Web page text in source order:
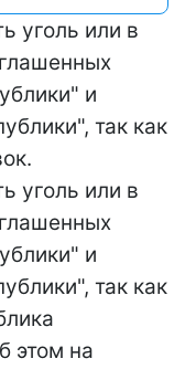
уголь или в
и
так как
уголь или в
и
так как
этом на